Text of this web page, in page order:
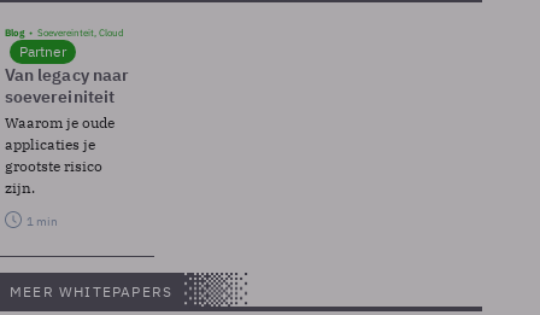
Blog Soevereinteit, Cloud
Partner
Van legacy naar
soevereiniteit
Waarom je oude
applicaties je
grootste risico
zijn.
1 min
MEER WHITEPAPERS